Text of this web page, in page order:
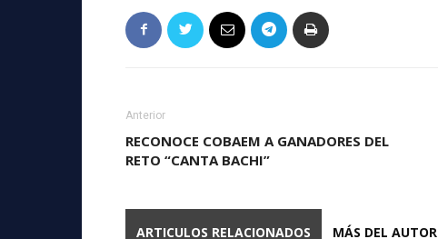
Anterior
RECONOCE COBAEM A GANADORES DEL
RETO “CANTA BACHI”
ARTICULOS RELACIONADOS MÁS DEL AUTOR